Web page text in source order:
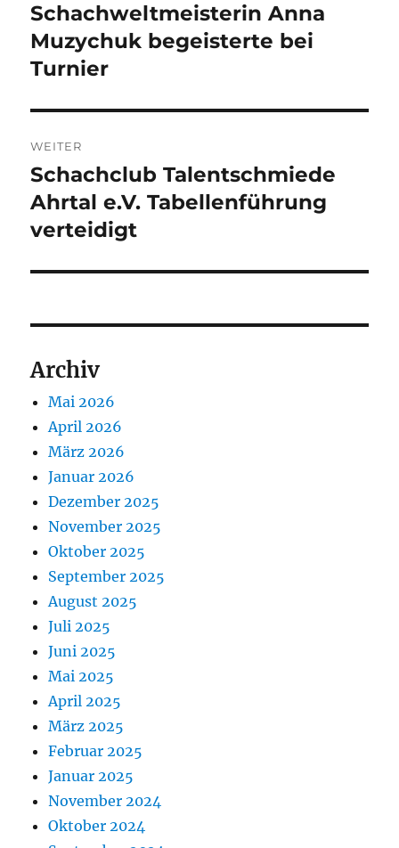
Schachweltmeisterin Anna
Muzychuk begeisterte bei
Turnier
WEITER
Nächster
Beitrag:
Schachclub Talentschmiede
Ahrtal e.V. Tabellenführung
verteidigt
Archiv
Mai 2026
April 2026
März 2026
Januar 2026
Dezember 2025
November 2025
Oktober 2025
September 2025
August 2025
Juli 2025
Juni 2025
Mai 2025
April 2025
März 2025
Februar 2025
Januar 2025
November 2024
Oktober 2024